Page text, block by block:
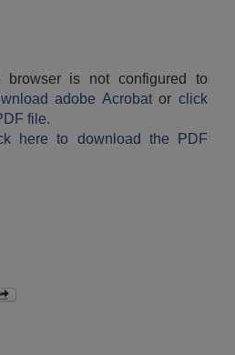
browser is not configured to
adobe Acrobatorclick
file.
here to download the PDF